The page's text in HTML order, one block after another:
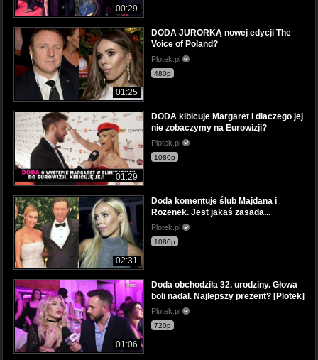
00:29
01:25
DODA JURORKĄ nowej edycji The
Voice of Poland?
Plotek.pl
480p
01:29
DODA kibicuje Margaret i dlaczego jej
nie zobaczymy na Eurowizji?
Plotek.pl
1080p
02:31
Doda komentuje ślub Majdana i
Rozenek. Jest jakaś zasada...
Plotek.pl
1080p
01:06
Doda obchodziła 32. urodziny. Głowa
boli nadal. Najlepszy prezent? [Plotek]
Plotek.pl
720p